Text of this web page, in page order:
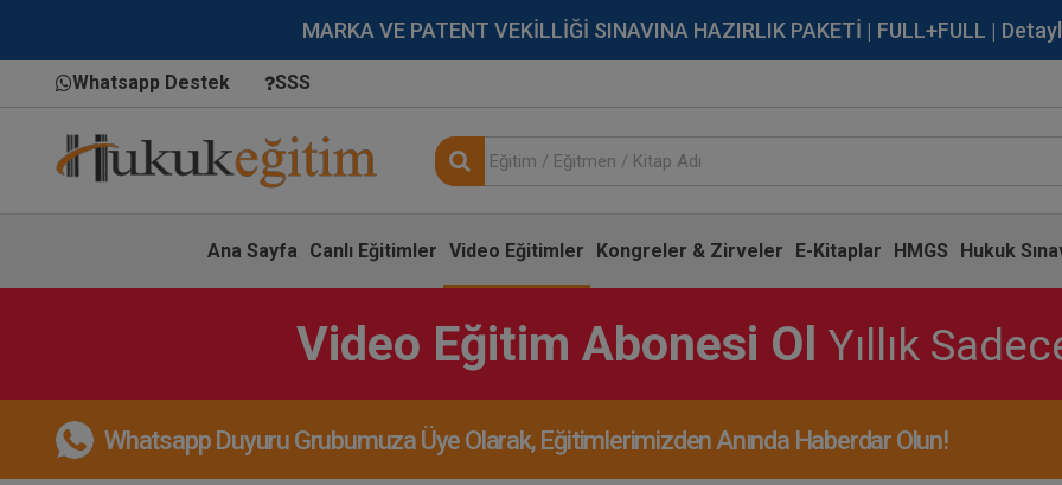
MARKA VE PATENT VEKİLLİĞİ SINAVINA HAZIRLIK PAKETİ | FULL+FULL |
Whatsapp Destek SSS
Ana Sayfa Canlı Eğitimler Video Eğitimler Kongreler & Zirveler E-Kitaplar HMGS Hukuk
Video Eğitim Abonesi Ol Yıllık
Whatsapp Duyuru Grubumuza Üye Olarak, Eğitimlerimizden Anında Haberdar Olun!